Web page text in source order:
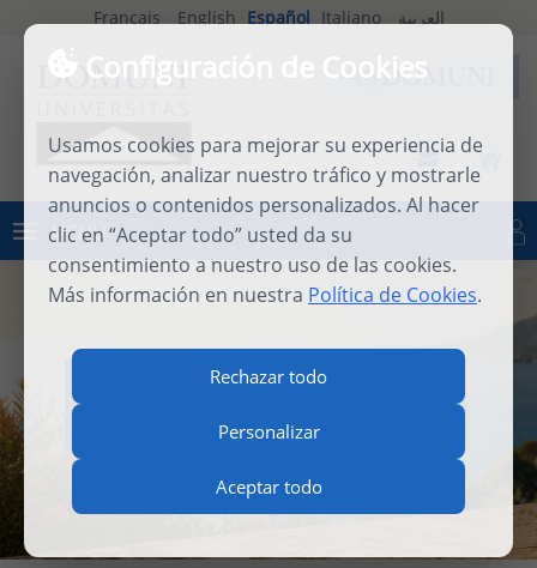
Configuración de Cookies
Usamos cookies para mejorar su experiencia de
navegación, analizar nuestro tráfico y mostrarle
anuncios o contenidos personalizados. Al hacer
clic en “Aceptar todo” usted da su
consentimiento a nuestro uso de las cookies.
Más información en nuestra Política de Cookies.
Rechazar todo
Personalizar
Aceptar todo
Français English Español Italiano العربية
MENÚ
INTERNATIONAL SUMMER
SCHOOL 2026